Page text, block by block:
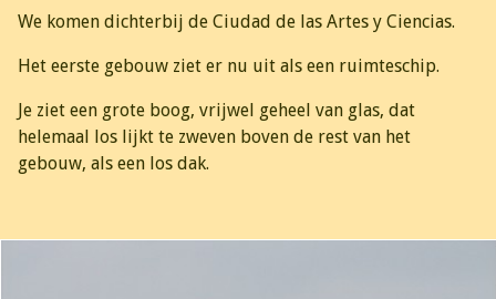
We komen dichterbij de Ciudad de las Artes y Ciencias.
Het eerste gebouw ziet er nu uit als een ruimteschip.
Je ziet een grote boog, vrijwel geheel van glas, dat
helemaal los lijkt te zweven boven de rest van het
gebouw, als een los dak.